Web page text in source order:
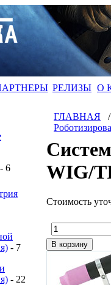
РЕЛИЗЫ О
- 6
- 7
- 22
ГЛАВНАЯ
WIG/
Стоимость